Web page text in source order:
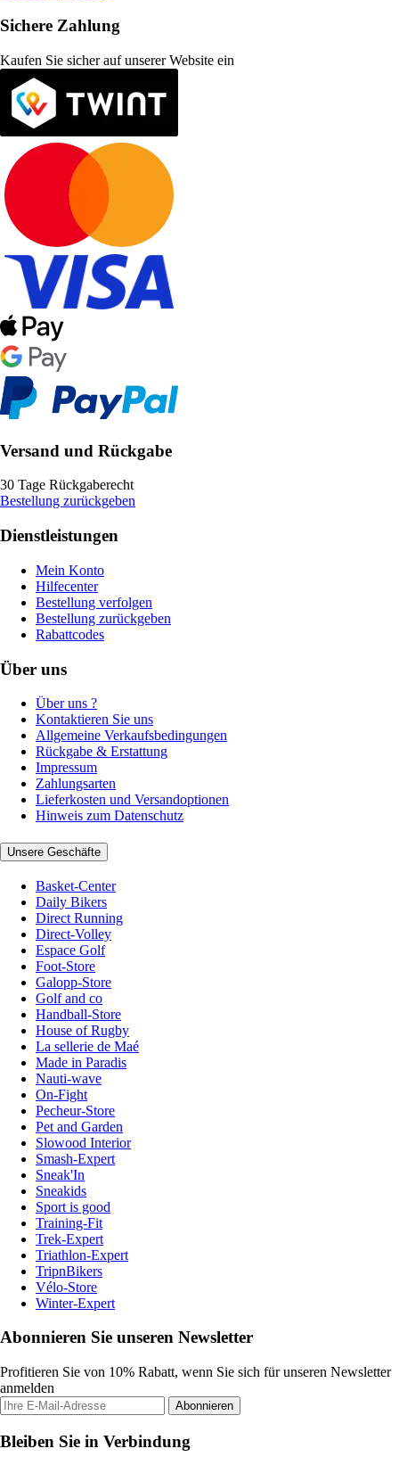
Sichere Zahlung
Kaufen Sie sicher auf unserer Website ein
Versand und Rückgabe
30 Tage Rückgaberecht
Bestellung zurückgeben
Dienstleistungen
Mein Konto
Hilfecenter
Bestellung verfolgen
Bestellung zurückgeben
Rabattcodes
Über uns
Über uns ?
Kontaktieren Sie uns
Allgemeine Verkaufsbedingungen
Rückgabe & Erstattung
Impressum
Zahlungsarten
Lieferkosten und Versandoptionen
Hinweis zum Datenschutz
Unsere Geschäfte
Basket-Center
Daily Bikers
Direct Running
Direct-Volley
Espace Golf
Foot-Store
Galopp-Store
Golf and co
Handball-Store
House of Rugby
La sellerie de Maé
Made in Paradis
Nauti-wave
On-Fight
Pecheur-Store
Pet and Garden
Slowood Interior
Smash-Expert
Sneak'In
Sneakids
Sport is good
Training-Fit
Trek-Expert
Triathlon-Expert
TripnBikers
Vélo-Store
Winter-Expert
Abonnieren Sie unseren Newsletter
Profitieren Sie von 10% Rabatt, wenn Sie sich für unseren Newsletter
anmelden
Abonnieren
Bleiben Sie in Verbindung